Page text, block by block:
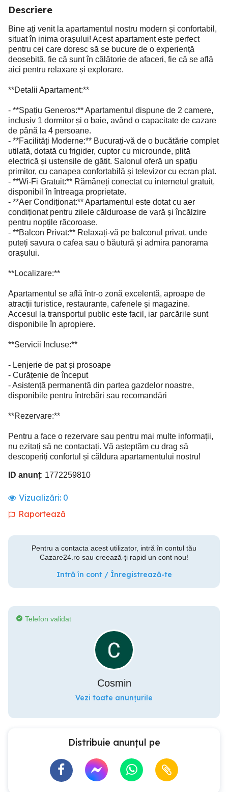
Descriere
Bine ați venit la apartamentul nostru modern și confortabil,
situat în inima orașului! Acest apartament este perfect
pentru cei care doresc să se bucure de o experiență
deosebită, fie că sunt în călătorie de afaceri, fie că se află
aici pentru relaxare și explorare.
**Detalii Apartament:**
- **Spațiu Generos:** Apartamentul dispune de 2 camere,
inclusiv 1 dormitor și o baie, având o capacitate de cazare
de până la 4 persoane.
- **Facilități Moderne:** Bucurați-vă de o bucătărie complet
utilată, dotată cu frigider, cuptor cu microunde, plită
electrică și ustensile de gătit. Salonul oferă un spațiu
primitor, cu canapea confortabilă și televizor cu ecran plat.
- **Wi-Fi Gratuit:** Rămâneți conectat cu internetul gratuit,
disponibil în întreaga proprietate.
- **Aer Condiționat:** Apartamentul este dotat cu aer
condiționat pentru zilele călduroase de vară și încălzire
pentru nopțile răcoroase.
- **Balcon Privat:** Relaxați-vă pe balconul privat, unde
puteți savura o cafea sau o băutură și admira panorama
orașului.
**Localizare:**
Apartamentul se află într-o zonă excelentă, aproape de
atracții turistice, restaurante, cafenele și magazine.
Accesul la transportul public este facil, iar parcările sunt
disponibile în apropiere.
**Servicii Incluse:**
- Lenjerie de pat și prosoape
- Curățenie de început
- Asistență permanentă din partea gazdelor noastre,
disponibile pentru întrebări sau recomandări
**Rezervare:**
Pentru a face o rezervare sau pentru mai multe informații,
nu ezitați să ne contactați. Vă așteptăm cu drag să
descoperiți confortul și căldura apartamentului nostru!
ID anunț: 1772259810
Vizualizări: 0
Raportează
Pentru a contacta acest utilizator, intră în contul tău
Cazare24.ro sau creează-ți rapid un cont nou!
Intră în cont / Înregistrează-te
Telefon validat
Cosmin
Vezi toate anunțurile
Distribuie anunțul pe